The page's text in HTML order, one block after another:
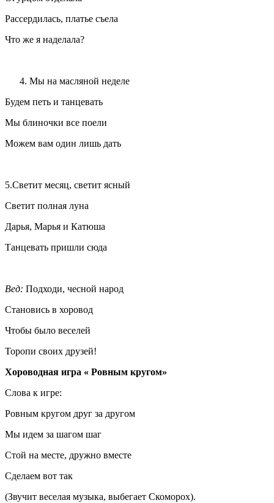
Рассердилась, платье съела
Что же я наделала?
Мы на масляной неделе
Будем петь и танцевать
Мы блиночки все поели
Можем вам один лишь дать
5.Светит месяц, светит ясный
Светит полная луна
Дарья, Марья и Катюша
Танцевать пришли сюда
Вед: Подходи, чесной народ
Становись в хоровод
Чтобы было веселей
Торопи своих друзей!
Хороводная игра « Ровным кругом»
Слова к игре:
Ровным кругом друг за другом
Мы идем за шагом шаг
Стой на месте, дружно вместе
Сделаем вот так
(Звучит веселая музыка, выбегает Скоморох).